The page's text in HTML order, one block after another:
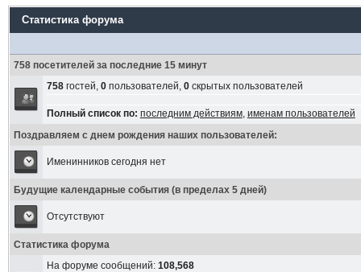
Статистика форума
758 посетителей за последние 15 минут
758гостей, 0пользователей, 0скрытых пользователей
Полный список по: последним действиям, именам пользователей
Поздравляем с днем рождения наших пользователей:
Именинников сегодня нет
Будущие календарные события (в пределах 5 дней)
Отсутствуют
Статистика форума
На форуме сообщений: 108,568